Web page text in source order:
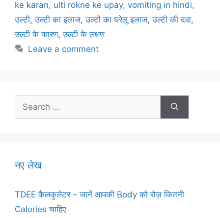
o
o
k
p m
ke karan, ulti rokne ke upay, vomiting in hindi,
उल्टी,उल्टी का इलाज,उल्टी का घरेलू इलाज,उल्टी की दवा,
उल्टी के कारण,उल्टी के लक्षण
Leave a comment
Search
for:
नए लेख
TDEE कैलकुलेटर – जानें आपकी Body को रोज़ कितनी
Calories चाहिए